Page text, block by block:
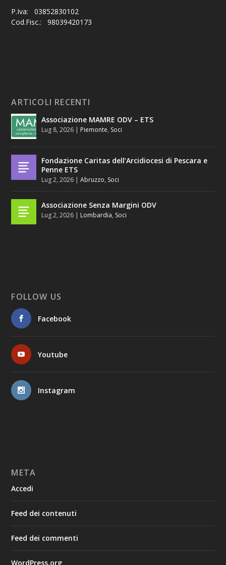
P.Iva: 03852830102
Cod.Fisc.: 98039420173
ARTICOLI RECENTI
Associazione MAMRE ODV – ETS
Lug 8, 2026 | Piemonte, Soci
Fondazione Caritas dell’Arcidiocesi di Pescara e
Penne ETS
Lug 2, 2026 |Abruzzo, Soci
Associazione Senza Margini ODV
Lug 2, 2026 | Lombardia, Soci
FOLLOW US
Facebook
Youtube
Instagram
META
Accedi
Feed dei contenuti
Feed dei commenti
WordPress.org